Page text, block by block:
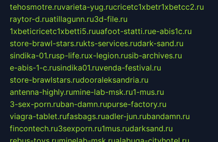
tehosmotre.ruvarieta-yug.rucricetc1xbetr1xbetcc2.ru
raytor-d.ruatillagunn.ru3d-file.ru
1xbeticricetc1xbetti5.ruuafoot-statti.rue-abis1c.ru
store-brawl-stars.rukts-services.rudark-sand.ru
sindika-01.rusp-life.rux-legion.rusib-archives.ru
e-abis-1-c.rusindika01.ruvenda-festival.ru
store-brawlstars.rudooraleksandria.ru
antenna-highly.rumine-lab-msk.ru1-mus.ru
3-sex-porn.ruban-damn.rupurse-factory.ru
viagra-tablet.rufasbags.ruadler-jun.rubandamn.ru
fincontech.ru3sexporn.ru1mus.rudarksand.ru